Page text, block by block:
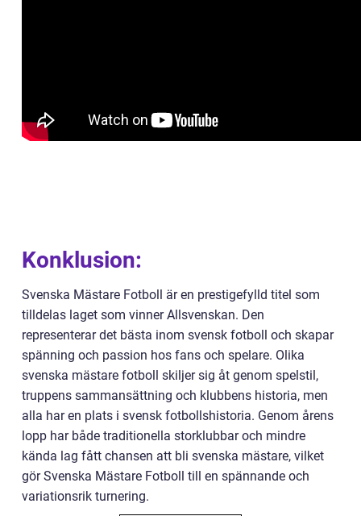
Konklusion:
Svenska Mästare Fotboll är en prestigefylld titel som
tilldelas laget som vinner Allsvenskan. Den
representerar det bästa inom svensk fotboll och skapar
spänning och passion hos fans och spelare. Olika
svenska mästare fotboll skiljer sig åt genom spelstil,
truppens sammansättning och klubbens historia, men
alla har en plats i svensk fotbollshistoria. Genom årens
lopp har både traditionella storklubbar och mindre
kända lag fått chansen att bli svenska mästare, vilket
gör Svenska Mästare Fotboll till en spännande och
variationsrik turnering.